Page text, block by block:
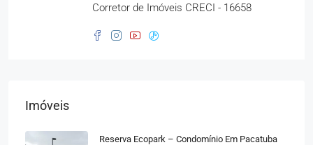
Corretor de Imóveis CRECI - 16658
Imóveis
Reserva Ecopark – Condomínio Em Pacatuba